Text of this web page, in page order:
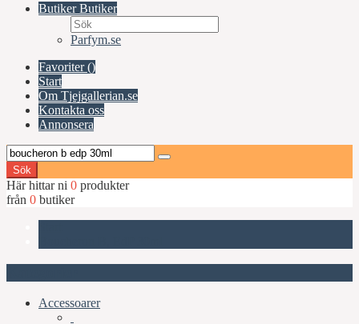
ButikerButiker
Parfym.se
Favoriter ()
Start
Om Tjejgallerian.se
Kontakta oss
Annonsera
Sök
Här hittar ni 0 produkter
från 0 butiker
Accessoarer